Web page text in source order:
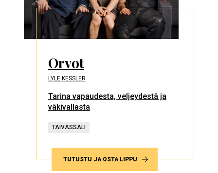
Orvot
LYLE KESSLER
Tarina vapaudesta, veljeydestä ja
väkivallasta
TAIVASSALI
TUTUSTU JA OSTA LIPPU